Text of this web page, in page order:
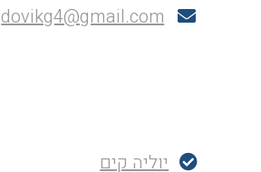
dovikg4@gmail.com